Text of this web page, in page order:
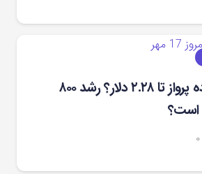
دوج کوین آماده پرواز تا ۲.۲۸ دلار؟ رشد ۸۰۰
است؟
۰